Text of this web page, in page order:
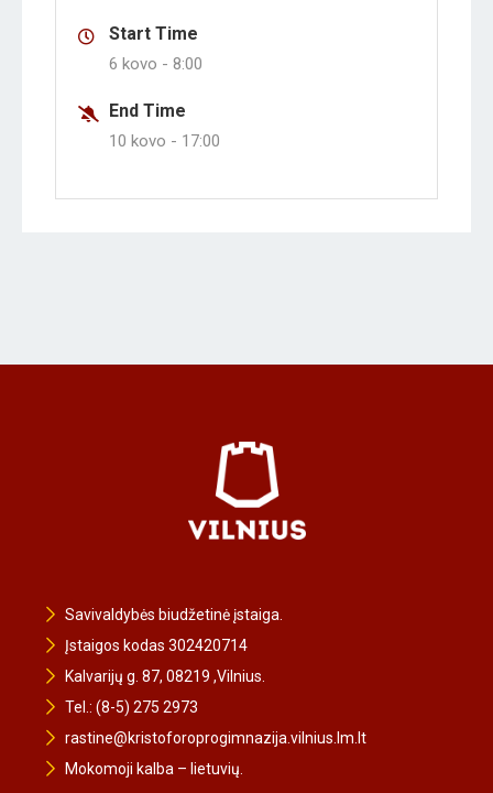
Start Time
6 kovo - 8:00
End Time
10 kovo - 17:00
Savivaldybės biudžetinė įstaiga.
Įstaigos kodas 302420714
Kalvarijų g. 87, 08219 ,Vilnius.
Tel.: (8-5) 275 2973
rastine@kristoforoprogimnazija.vilnius.lm.lt
Mokomoji kalba – lietuvių.